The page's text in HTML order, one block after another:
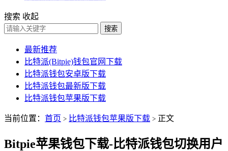
搜索 收起
搜索
最新推荐
比特派(Bitpie)钱包官网下载
比特派钱包安卓版下载
比特派钱包最新版下载
比特派钱包苹果版下载
当前位置： 首页 > 比特派钱包苹果版下载 > 正文
Bitpie苹果钱包下载-比特派钱包切换用户